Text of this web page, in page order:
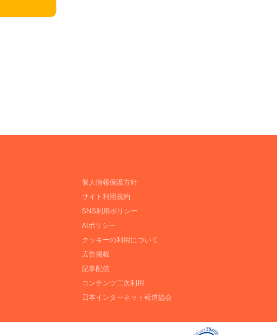
個人情報保護方針
サイト利用規約
SNS利用ポリシー
AIポリシー
クッキーの利用について
広告掲載
記事配信
コンテンツ二次利用
日本インターネット報道協会